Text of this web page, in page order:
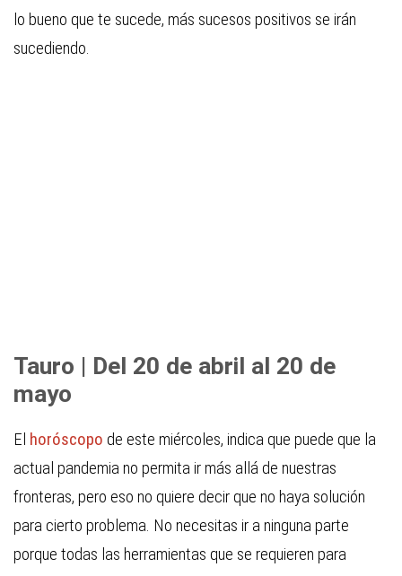
lo bueno que te sucede, más sucesos positivos se irán
sucediendo.
Tauro | Del 20 de abril al 20 de
mayo
El horóscopo de este miércoles, indica que puede que la
actual pandemia no permita ir más allá de nuestras
fronteras, pero eso no quiere decir que no haya solución
para cierto problema. No necesitas ir a ninguna parte
porque todas las herramientas que se requieren para